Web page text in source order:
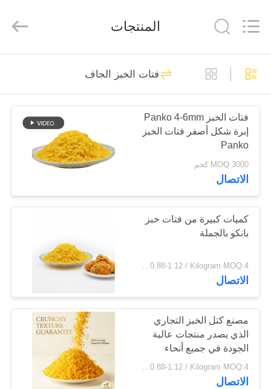
الصفحة
الرئيسية
المنتجات
حولنا
جولة
في
المصنع
مراقبة
الجودة
اتصل
TRADING
CO.,LTD..
Reserved.
فتات الخبز الجاف
205
فتات الخبز الياباني
171
قمح خبز بانكو بالقمح
الكامل
155
المنتجات
فتات الخبز الجاف
فتات الخبز Panko 4-6mm
إبرة شكل أصفر فتات الخبز
Panko
MOQ:3000 كجم
الاتصال
كميات كبيرة من فتات خبز
بانكو بالجملة
USD 0.88-1.12 / Kilogram MOQ:4 طن
الاتصال
مصنع كتل الخبز التجاري
الذي يصدر منتجات عالية
الجودة في جميع أنحاء
العالم
USD 0.88-1.12 / Kilogram MOQ:4 طن
الاتصال